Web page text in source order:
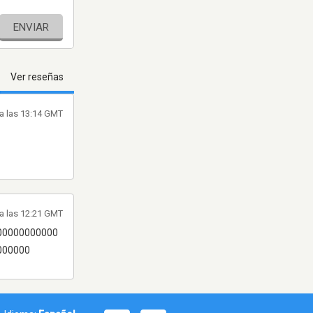
ENVIAR
Ver reseñas
las 13:14 GMT
las 12:21 GMT